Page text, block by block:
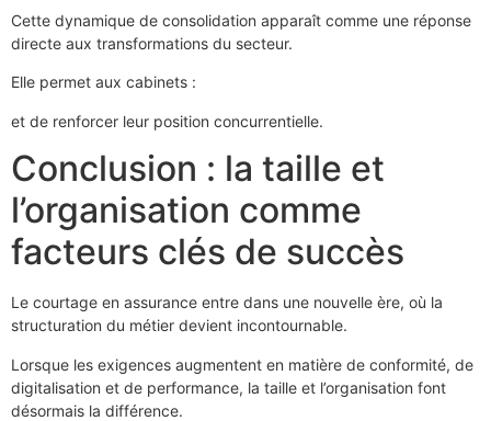
Cette dynamique de consolidation apparaît comme une réponse
directe aux transformations du secteur.
Elle permet aux cabinets :
et de renforcer leur position concurrentielle.
Conclusion : la taille et
l’organisation comme
facteurs clés de succès
Le courtage en assurance entre dans une nouvelle ère, où la
structuration du métier devient incontournable.
Lorsque les exigences augmentent en matière de conformité, de
digitalisation et de performance, la taille et l’organisation font
désormais la différence.